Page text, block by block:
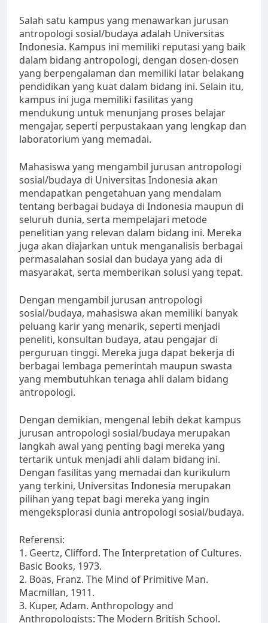
Salah satu kampus yang menawarkan jurusan
antropologi sosial/budaya adalah Universitas
Indonesia. Kampus ini memiliki reputasi yang baik
dalam bidang antropologi, dengan dosen-dosen
yang berpengalaman dan memiliki latar belakang
pendidikan yang kuat dalam bidang ini. Selain itu,
kampus ini juga memiliki fasilitas yang
mendukung untuk menunjang proses belajar
mengajar, seperti perpustakaan yang lengkap dan
laboratorium yang memadai.
Mahasiswa yang mengambil jurusan antropologi
sosial/budaya di Universitas Indonesia akan
mendapatkan pengetahuan yang mendalam
tentang berbagai budaya di Indonesia maupun di
seluruh dunia, serta mempelajari metode
penelitian yang relevan dalam bidang ini. Mereka
juga akan diajarkan untuk menganalisis berbagai
permasalahan sosial dan budaya yang ada di
masyarakat, serta memberikan solusi yang tepat.
Dengan mengambil jurusan antropologi
sosial/budaya, mahasiswa akan memiliki banyak
peluang karir yang menarik, seperti menjadi
peneliti, konsultan budaya, atau pengajar di
perguruan tinggi. Mereka juga dapat bekerja di
berbagai lembaga pemerintah maupun swasta
yang membutuhkan tenaga ahli dalam bidang
antropologi.
Dengan demikian, mengenal lebih dekat kampus
jurusan antropologi sosial/budaya merupakan
langkah awal yang penting bagi mereka yang
tertarik untuk menjadi ahli dalam bidang ini.
Dengan fasilitas yang memadai dan kurikulum
yang terkini, Universitas Indonesia merupakan
pilihan yang tepat bagi mereka yang ingin
mengeksplorasi dunia antropologi sosial/budaya.
Referensi:
1. Geertz, Clifford. The Interpretation of Cultures.
Basic Books, 1973.
2. Boas, Franz. The Mind of Primitive Man.
Macmillan, 1911.
3. Kuper, Adam. Anthropology and
Anthropologists: The Modern British School.